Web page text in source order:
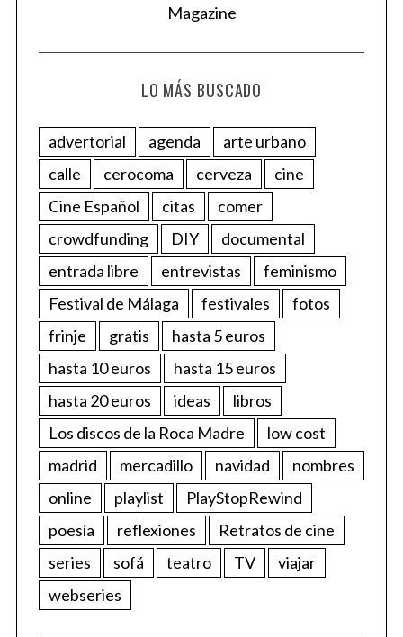
LO MÁS BUSCADO
advertorial agenda
arte urbano
calle
cerocoma cerveza
cine
Cine Español
citas
comer
crowdfunding
DIY
documental
entrada libre
entrevistas
feminismo
Festival de Málaga
festivales
fotos
frinje
gratis
hasta 5 euros
hasta 10 euros
hasta 15 euros
hasta 20 euros
ideas
libros
Los discos de la Roca Madre
low cost
madrid
mercadillo navidad
nombres
online
playlist
PlayStopRewind
poesía
reflexiones
Retratos de cine
series
sofá teatro TV
viajar
webseries